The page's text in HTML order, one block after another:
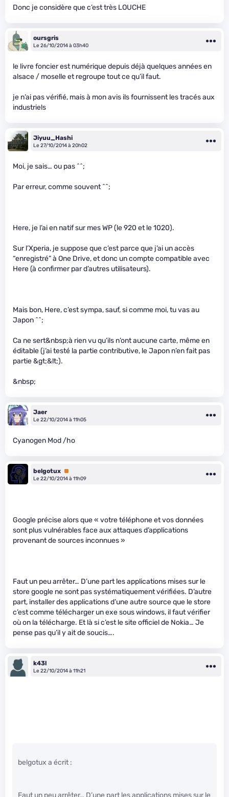
Donc je considère que c’est très LOUCHE
oursgris
Le 26/10/2014 à 03h40
le livre foncier est numérique depuis déjà quelques années en
alsace / moselle et regroupe tout ce qu’il faut.
je n’ai pas vérifié, mais à mon avis ils fournissent les tracés aux
industriels
Jiyuu_Hashi
Le 27/10/2014 à 20h02
Moi, je sais… ou pas ^^;
Par erreur, comme souvent ^^;
Here, je l’ai en natif sur mes WP (le 920 et le 1020).
Sur l’Xperia, je suppose que c’est parce que j’ai un accès
“enregistré” à One Drive, et donc un compte compatible avec
Here (à confirmer par d’autres utilisateurs).
Mais bon, Here, c’est sympa, sauf, si comme moi, tu vas au
Japon ^^;
Ca ne sert&nbsp;à rien vu qu’ils n’ont aucune carte, même en
éditable (j’ai testé la partie contributive, le Japon n’en fait pas
partie &gt;&lt;).
&nbsp;
Jaer
Le 22/10/2014 à 11h05
Cyanogen Mod /ho
belgotux Premium
Le 22/10/2014 à 11h09
Google précise alors que « votre téléphone et vos données
sont plus vulnérables face aux attaques d’applications
provenant de sources inconnues »
Faut un peu arrêter… D’une part les applications mises sur le
store google ne sont pas systématiquement vérifiées. D’autre
part, installer des applications d’une autre source que le store
c’est comme télécharger un exe sous windows, il faut vérifier
où on la télécharge. Et là si c’est le site officiel de Nokia… Je
pense pas qu’il y ait de soucis….
k43l
Le 22/10/2014 à 11h21
belgotux a écrit :